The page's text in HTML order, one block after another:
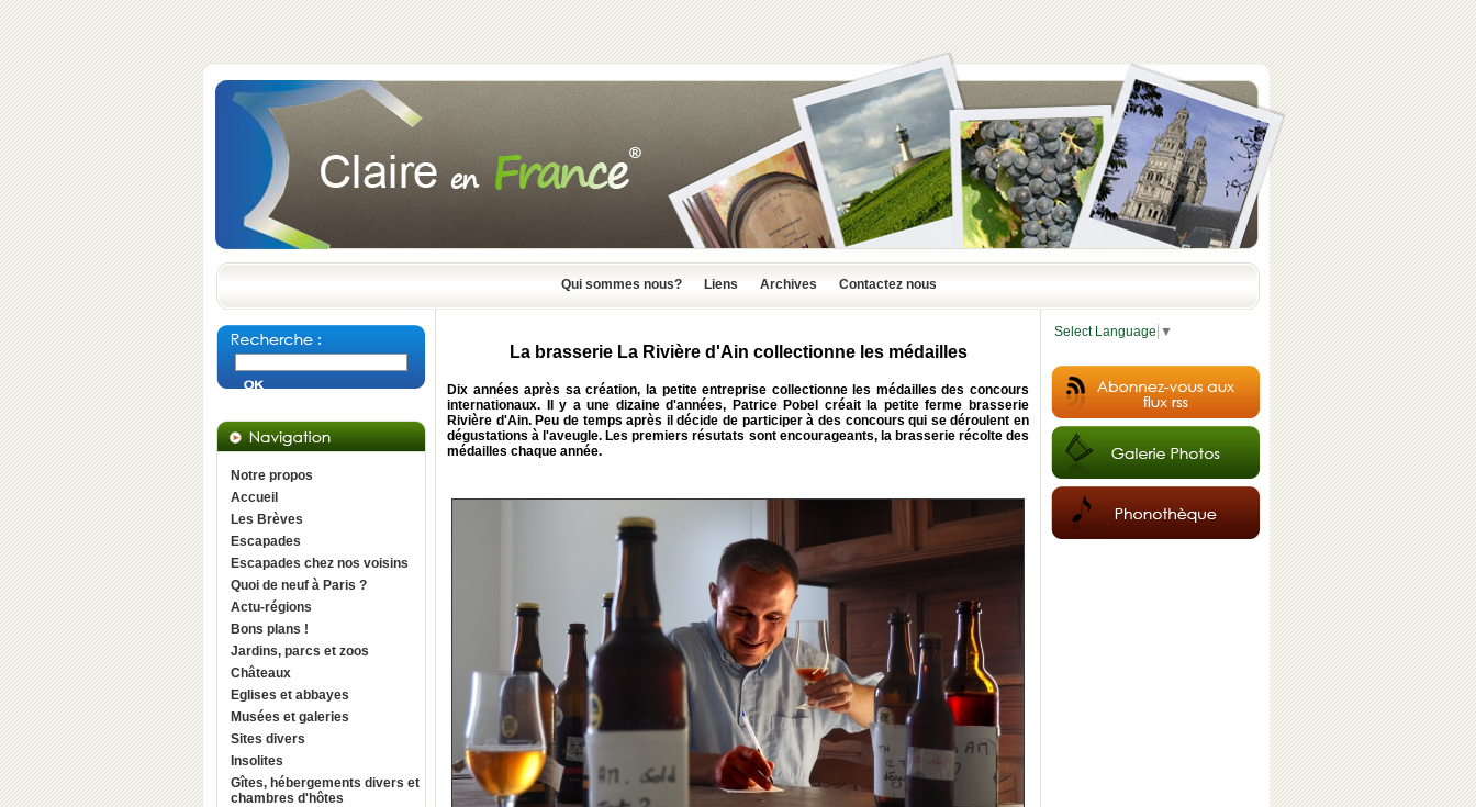
Qui sommes nous? Liens Archives Contactez nous
Notre propos
Accueil
Les Brèves
Escapades
Escapades chez nos voisins
Quoi de neuf à Paris ?
Actu-régions
Bons plans !
Jardins, parcs et zoos
Châteaux
Eglises et abbayes
Musées et galeries
Sites divers
Insolites
Gîtes, hébergements divers et
chambres d'hôtes
La brasserie La Rivière d'Ain collectionne les médailles
Dix années après sa création, la petite entreprise collectionne les médailles des concours
internationaux. Il y a une dizaine d'années, Patrice Pobel créait la petite ferme brasserie
Rivière d'Ain. Peu de temps après il décide de participer à des concours qui se déroulent en
dégustations à l'aveugle. Les premiers résutats sont encourageants, la brasserie récolte des
médailles chaque année.
Select Language ▼